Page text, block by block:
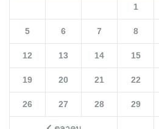
1
5 6 7 8
12 13 14 15
19 20 21 22
26 27 28 29